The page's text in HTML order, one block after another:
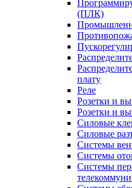
(ПЛК)
плату
Реле
Розетки и
Розетки и
Силовые
Силовые
Системы
Системы
Системы